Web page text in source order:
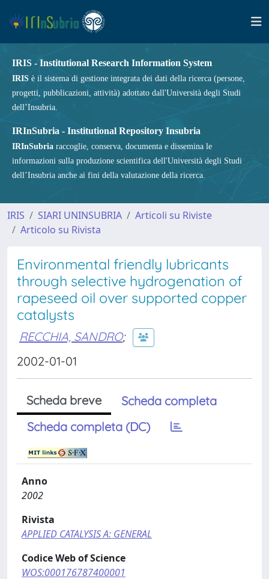
IRIS - Institutional Research Information System
IRIS è il sistema di gestione integrata dei dati della ricerca (persone,
progetti, pubblicazioni, attività) adottato dall'Università degli Studi
dell’Insubria.
IRInSubria - Institutional Repository Insubria
IRInSubria raccoglie, conserva, documenta e dissemina le
informazioni sulla produzione scientifica dell'Università degli Studi
dell’Insubria anche ai fini della valutazione della ricerca.
IRIS SIARI UNINSUBRIA
Articoli su Riviste
Articolo su Rivista
Environmental friendly lubricants
through selective hydrogenation of
rapeseed oil over supported copper
catalysts
RECCHIA, SANDRO;
2002-01-01
Scheda breve
Scheda completa
Scheda completa (DC)
Anno
2002
Rivista
APPLIED CATALYSIS A: GENERAL
Codice Web of Science
WOS:000176787400001